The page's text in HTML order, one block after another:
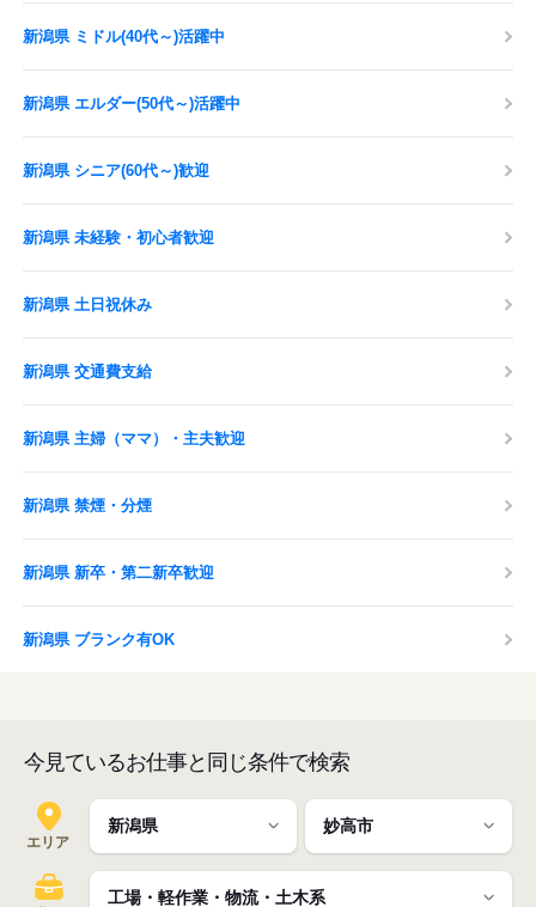
新潟県 ミドル(40代～)活躍中
新潟県 エルダー(50代～)活躍中
新潟県 シニア(60代～)歓迎
新潟県 未経験・初心者歓迎
新潟県 土日祝休み
新潟県 交通費支給
新潟県 主婦（ママ）・主夫歓迎
新潟県 禁煙・分煙
新潟県 新卒・第二新卒歓迎
新潟県 ブランク有OK
今見ているお仕事と同じ条件で検索
エリア